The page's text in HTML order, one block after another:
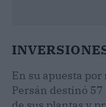
En su apuesta
Persán destinó